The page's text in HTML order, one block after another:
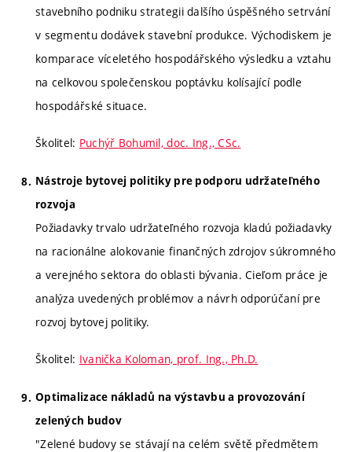
stavebního podniku strategii dalšího úspěšného setrvání
v segmentu dodávek stavební produkce. Východiskem je
komparace víceletého hospodářského výsledku a vztahu
na celkovou společenskou poptávku kolísající podle
hospodářské situace.
Školitel: Puchýř Bohumil, doc. Ing., CSc.
Nástroje bytovej politiky pre podporu udržateľného
rozvoja
Požiadavky trvalo udržateľného rozvoja kladú požiadavky
na racionálne alokovanie finančných zdrojov súkromného
a verejného sektora do oblasti bývania. Cieľom práce je
analýza uvedených problémov a návrh odporúčaní pre
rozvoj bytovej politiky.
Školitel: Ivanička Koloman, prof. Ing., Ph.D.
Optimalizace nákladů na výstavbu a provozování
zelených budov
"Zelené budovy se stávají na celém světě předmětem